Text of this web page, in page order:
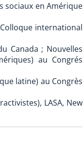
sociaux en Amérique
Colloque international
Canada ; Nouvelles
au Congrés
latine) au Congrès
LASA, New